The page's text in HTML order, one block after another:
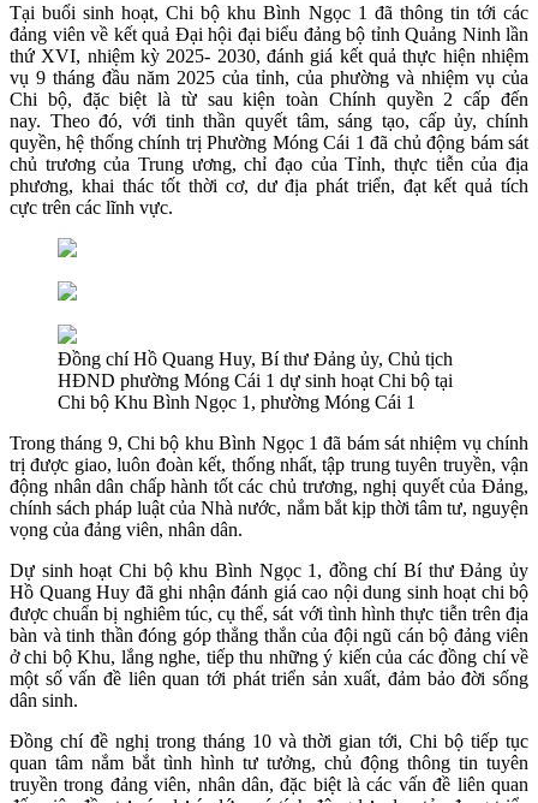
Tại buổi sinh hoạt, Chi bộ khu Bình Ngọc 1 đã thông tin tới các
đảng viên về kết quả Đại hội đại biểu đảng bộ tỉnh Quảng Ninh lần
thứ XVI, nhiệm kỳ 2025- 2030, đánh giá kết quả thực hiện nhiệm
vụ 9 tháng đầu năm 2025 của tỉnh, của phường và nhiệm vụ của
Chi bộ, đặc biệt là từ sau kiện toàn Chính quyền 2 cấp đến
nay. Theo đó, với tinh thần quyết tâm, sáng tạo, cấp ủy, chính
quyền, hệ thống chính trị Phường Móng Cái 1 đã chủ động bám sát
chủ trương của Trung ương, chỉ đạo của Tỉnh, thực tiễn của địa
phương, khai thác tốt thời cơ, dư địa phát triển, đạt kết quả tích
cực trên các lĩnh vực.
Đồng chí Hồ Quang Huy, Bí thư Đảng ủy, Chủ tịch
HĐND phường Móng Cái 1 dự sinh hoạt Chi bộ tại
Chi bộ Khu Bình Ngọc 1, phường Móng Cái 1
Trong tháng 9, Chi bộ khu Bình Ngọc 1 đã bám sát nhiệm vụ chính
trị được giao, luôn đoàn kết, thống nhất, tập trung tuyên truyền, vận
động nhân dân chấp hành tốt các chủ trương, nghị quyết của Đảng,
chính sách pháp luật của Nhà nước, nắm bắt kịp thời tâm tư, nguyện
vọng của đảng viên, nhân dân.
Dự sinh hoạt Chi bộ khu Bình Ngọc 1, đồng chí Bí thư Đảng ủy
Hồ Quang Huy đã ghi nhận đánh giá cao nội dung sinh hoạt chi bộ
được chuẩn bị nghiêm túc, cụ thể, sát với tình hình thực tiễn trên địa
bàn và tinh thần đóng góp thẳng thắn của đội ngũ cán bộ đảng viên
ở chi bộ Khu, lắng nghe, tiếp thu những ý kiến của các đồng chí về
một số vấn đề liên quan tới phát triển sản xuất, đảm bảo đời sống
dân sinh.
Đồng chí đề nghị trong tháng 10 và thời gian tới, Chi bộ tiếp tục
quan tâm nắm bắt tình hình tư tưởng, chủ động thông tin tuyên
truyền trong đảng viên, nhân dân, đặc biệt là các vấn đề liên quan